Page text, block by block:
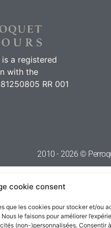
cookie consent
que les cookies pour stocker et/ou
le faisons pour améliorer
(non-)personnalisées. Consentir
a registered
with the
RR 001
2010 - 2026 ©